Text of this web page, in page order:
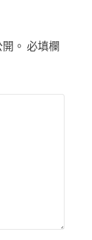
。 必填欄